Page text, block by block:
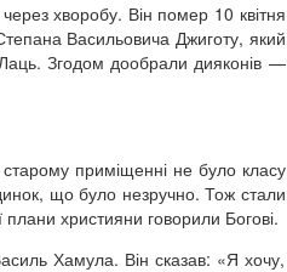
хворобу. Він помер 10 квітня
Васильовича Джиготу, який
Згодом дообрали дияконів —
приміщенні не було класу
що було незручно. Тож стали
християни говорили Богові.
Хамула. Він сказав: «Я хочу,